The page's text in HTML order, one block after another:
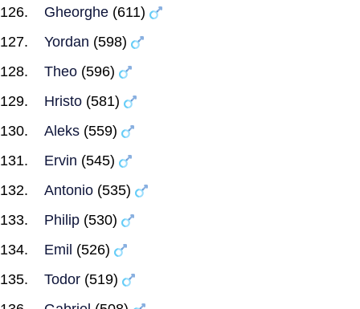
Gheorghe (611)
Yordan (598)
Theo (596)
Hristo (581)
Aleks (559)
Ervin (545)
Antonio (535)
Philip (530)
Emil (526)
Todor (519)